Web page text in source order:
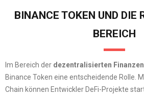
BINANCE TOKEN UND DIE
BEREICH
Im Bereich der dezentralisierten
Binance Token eine entscheidende Rolle.
Chain können Entwickler DeFi-Projekte